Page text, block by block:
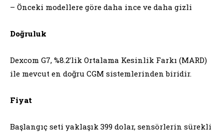
– Önceki modellere göre daha ince ve daha gizli
Doğruluk
Dexcom G7, %8.2’lik Ortalama Kesinlik Farkı (MARD)
ile mevcut en doğru CGM sistemlerinden biridir.
Fiyat
Başlangıç seti yaklaşık 399 dolar, sensörlerin sürekli